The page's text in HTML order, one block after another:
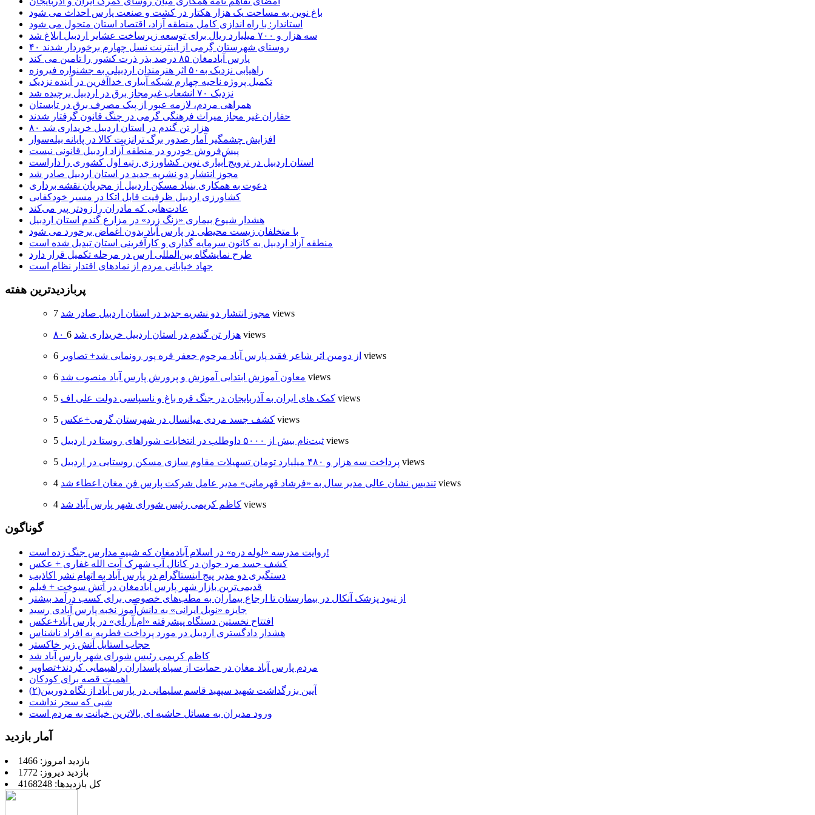
باغ نوین به مساحت یک هزار هکتار در کشت و صنعت پارس احداث می شود
استاندار: با راه اندازی کامل منطقه آزاد، اقتصاد استان متحول می شود
سه هزار و ۷۰۰ میلیارد ریال برای توسعه زیرساخت عشایر اردبیل ابلاغ شد
۴۰ روستای شهرستان گِرمی از اینترنت نسل چهارم برخوردار شدند
پارس آبادمغان ۸۵ درصد بذر ذرت کشور را تامین می کند
راهیابی نزدیک به۵۰ اثر هنرمندان اردبیلی به جشنواره فیروزه
تکمیل پروژه ناحیه چهارم شبکه آبیاری خداآفرین در آینده نزدیک
نزدیک ۷۰ انشعاب غیرمجاز برق در اردبیل برچیده شد
همراهی مردم، لازمه عبور از پیک مصرف برق در تابستان
حفاران غیر مجاز میراث فرهنگی گرمی در چنگ قانون گرفتار شدند
۸۰ هزار تن گندم در استان اردبیل خریداری شد
افزایش چشمگیر آمار صدور برگ ترانزیت کالا در پایانه بیله‌سوار
پیش‌فروش خودرو در منطقه آزاد اردبیل قانونی نیست
استان اردبیل در ترویج آبیاری نوین کشاورزی رتبه اول کشوری را داراست
مجوز انتشار دو نشریه جدید در استان اردبیل صادر شد
دعوت به همکاری بنیاد مسکن اردبیل از مجریان نقشه برداری
کشاورزی اردبیل ظرفیت قابل اتکا در مسیر خودکفایی
عادت‌هایی که مادران را زودتر پیر می‌کند
هشدار شیوع بیماری «زنگ زرد» در مزارع گندم استان اردبیل
با متخلفان زیست محیطی در پارس آباد بدون اغماض برخورد می شود
منطقه آزاد اردبیل به کانون سرمایه گذاری و کارآفرینی استان تبدیل شده است
طرح نمایشگاه بین‌المللی ارس در مرحله تکمیل قرار دارد
جهاد خیابانی مردم از نمادهای اقتدار نظام است
پربازدیدترین هفته
مجوز انتشار دو نشریه جدید در استان اردبیل صادر شد 7 views
۸۰ هزار تن گندم در استان اردبیل خریداری شد 6 views
از دومین اثر شاعر فقید پارس آباد مرحوم جعفر قره پور رونمایی شد+ تصاویر 6 views
معاون آموزش ابتدایی آموزش و پرورش پارس آباد منصوب شد 6 views
کمک های ایران به آذربایجان در جنگ قره باغ و ناسپاسی دولت علی اف 5 views
کشف جسد مردی میانسال در شهرستان گرمی+عکس 5 views
ثبت‌نام بیش از ۵۰۰۰ داوطلب در انتخابات شوراهای روستا در اردبیل 5 views
پرداخت سه هزار و ۴۸۰ میلیارد تومان تسهیلات مقاوم سازی مسکن روستایی در اردبیل 5 views
تندیس نشان عالی مدیر سال به «فرشاد قهرمانی» مدیر عامل شرکت پارس فن مغان اعطاء شد 4 views
کاظم کریمی رئیس شورای شهر پارس آباد شد 4 views
گوناگون
روایت مدرسه «لوله دره» در اسلام آبادمغان که شبیه مدارس جنگ زده است!
کشف جسد مرد جوان در کانال آب شهرک آیت الله غفاری + عکس
دستگیری دو مدیر پیج اینستاگرام در پارس آباد به اتهام نشر اکاذیب
قدیمی‌ترین بازار شهر پارس آبادمغان در آتش سوخت + فیلم
از نبود پزشک آنکال در بیمارستان تا ارجاع بیماران به مطب‌های خصوصی برای کسب درآمد بیشتر
جایزه «نوبل ایرانی» به دانش‌آموز نخبه پارس آبادی رسید
افتتاح نخستین دستگاه پیشرفته «ام.آر.آی» در پارس آباد+عکس
هشدار دادگستری اردبیل در مورد پرداخت فطریه به افراد ناشناس
حجاب استایل آتش زیر خاکستر
کاظم کریمی رئیس شورای شهر پارس آباد شد
مردم پارس آباد مغان در حمایت از سپاه پاسداران راهپیمایی کردند+تصاویر
آیین بزرگداشت شهید سپهبد قاسم سلیمانی در پارس آباد از نگاه دوربین(۲)
شبی که سحر نداشت
ورود مدیران به مسائل حاشیه ای بالاترین خیانت به مردم است
آمار بازدید
بازدید امروز: 1466
بازدید دیروز: 1772
کل بازدیدها: 4168248